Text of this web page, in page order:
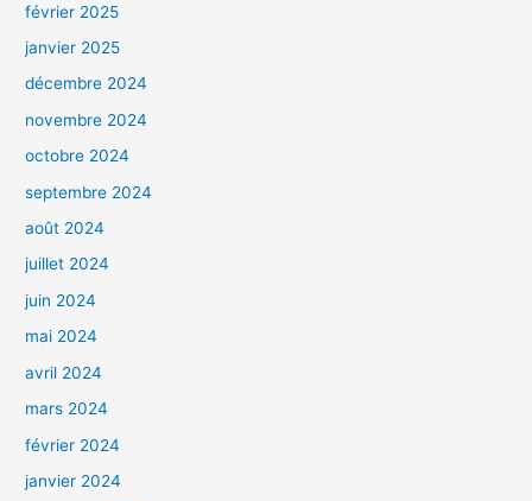
février 2025
janvier 2025
décembre 2024
novembre 2024
octobre 2024
septembre 2024
août 2024
juillet 2024
juin 2024
mai 2024
avril 2024
mars 2024
février 2024
janvier 2024